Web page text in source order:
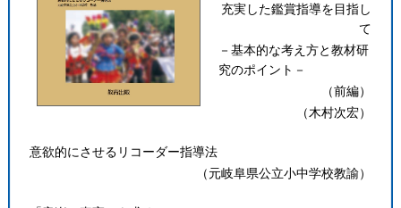
充実した鑑賞指導を目指し
て
－基本的な考え方と教材研
究のポイント－
（前編）
（木村次宏）
意欲的にさせるリコーダー指導法
（元岐阜県公立小中学校教諭）